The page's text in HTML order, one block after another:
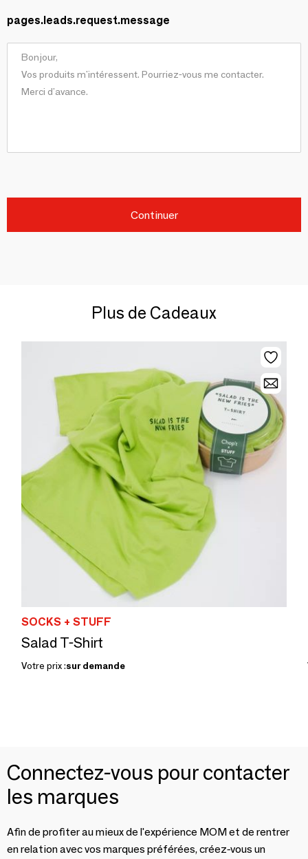
pages.leads.request.message
Continuer
Plus de Cadeaux
SOCKS + STUFF
Salad T-Shirt
Votre prix :sur demande
Connectez-vous pour contacter
les marques
Afin de profiter au mieux de l'expérience MOM et de rentrer
en relation avec vos marques préférées, créez-vous un